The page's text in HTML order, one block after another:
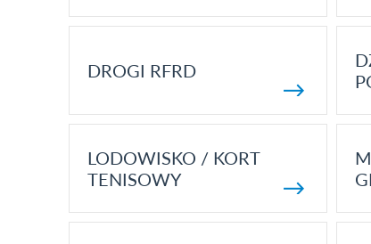
DROGI RFRD
LODOWISKO / KORT
TENISOWY